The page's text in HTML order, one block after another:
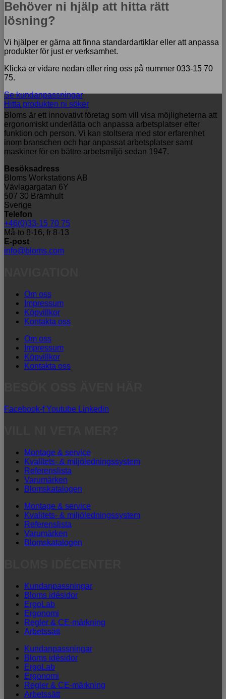
Behöver ni hjälp att hitta rätt
lösning?
Vi hjälper er gärna att finna standardartiklar eller att anpassa
produkter för just er verksamhet.
Klicka er vidare nedan eller ring oss på nummer 033-15 70
75.
Se kundanpassningar
Hitta produkten ni söker
Bloms är ett innovativt företag som vill visa möjligheterna att
ergonomiskt underlätta och anpassa arbetsplatser efter
funktion och person. Vi kan stoltsera med stor erfarenhet
inom branschen och har anpassat arbetsplatser samt
maskiner för en bättre arbetsmiljö sedan 1947.
Besöksadress
Bloms Workstations AB
Vävlagargatan 6Y
507 30 Brämhult
Sverige
Telefon
+46(0)33-15 70 75
Må-to 8-16, fr 8-13
E-post
info@bloms.com
Om oss
Impressum
Köpvillkor
Kontakta oss
Om oss
Impressum
Köpvillkor
Kontakta oss
Facebook-f Youtube Linkedin
Montage & service
Kvalitets- & miljöledningssystem
Referenslista
Varumärken
Blomskatalogen
Montage & service
Kvalitets- & miljöledningssystem
Referenslista
Varumärken
Blomskatalogen
Kundanpassningar
Bloms idésidor
ErgoLab
Ergonomi
Regler & CE-märkning
Arbetssätt
Kundanpassningar
Bloms idésidor
ErgoLab
Ergonomi
Regler & CE-märkning
Arbetssätt